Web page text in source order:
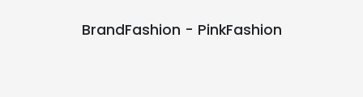
BrandFashion - PinkFashion